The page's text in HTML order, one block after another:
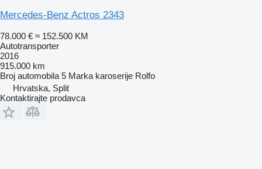
Mercedes-Benz Actros 2343
78.000 € ≈ 152.500 KM
Autotransporter
2016
915.000 km
Broj automobila 5 Marka karoserije Rolfo
Hrvatska, Split
Kontaktirajte prodavca